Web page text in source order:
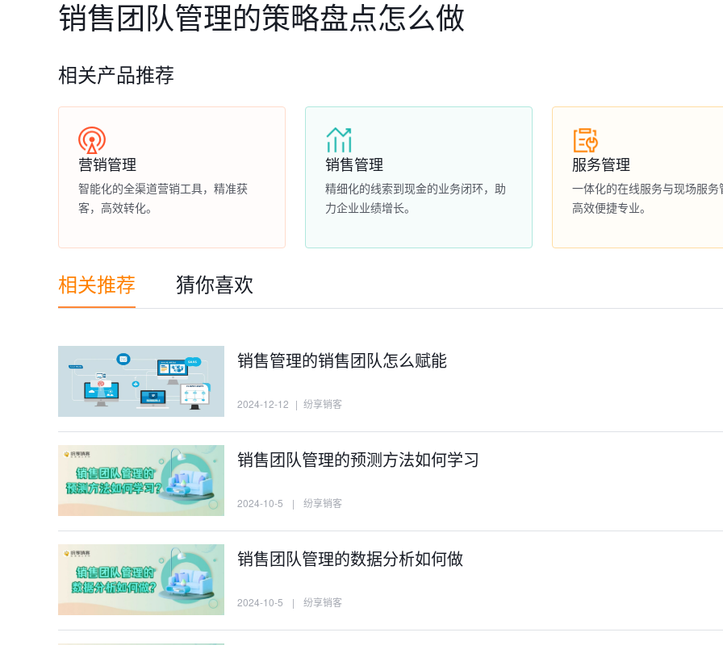
销售团队管理的策略盘点怎么做
相关产品推荐
营销管理
智能化的全渠道营销工具，精准获
客，高效转化。
销售管理
精细化的线索到现金的业务闭环，助
力企业业绩增长。
服务管理
一体化的在线服务与现场服务
高效便捷专业。
相关推荐 猜你喜欢
销售管理的销售团队怎么赋能
2024-12-12 | 纷享销客
销售团队管理的预测方法如何学习
2024-10-5 | 纷享销客
销售团队管理的数据分析如何做
2024-10-5 | 纷享销客